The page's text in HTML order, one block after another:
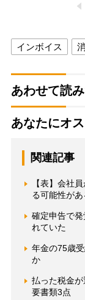
インボイス
あわせて読
あなたにオ
関連記事
【表】会社
る可能性が
確定申告で
れていた
年金の75歳
か
払った税金
要書類3点